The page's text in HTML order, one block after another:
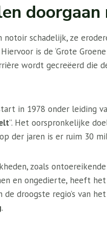
notoir schadelijk, ze
is de ‘Grote
wordt gecreëerd die
in 1978 onder leiding
”. Het oorspronkelijke
der jaren is er ruim 30
zoals
en ongedierte, heeft
de droogste regio’s van
.